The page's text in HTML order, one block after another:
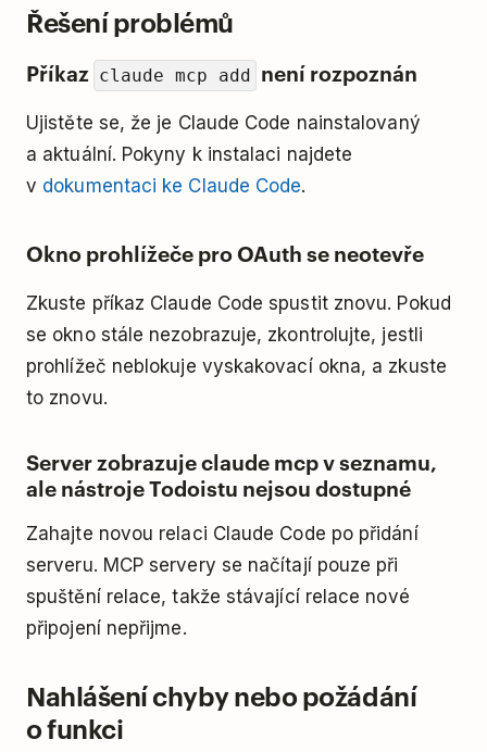
Řešení problémů
Příkaz claude mcp add není rozpoznán
Ujistěte se, že je Claude Code nainstalovaný
a aktuální. Pokyny k instalaci najdete
v dokumentaci ke Claude Code.
Okno prohlížeče pro OAuth se neotevře
Zkuste příkaz Claude Code spustit znovu. Pokud
se okno stále nezobrazuje, zkontrolujte, jestli
prohlížeč neblokuje vyskakovací okna, a zkuste
to znovu.
Server zobrazuje claude mcp v seznamu,
ale nástroje Todoistu nejsou dostupné
Zahajte novou relaci Claude Code po přidání
serveru. MCP servery se načítají pouze při
spuštění relace, takže stávající relace nové
připojení nepřijme.
Nahlášení chyby nebo požádání
o funkci